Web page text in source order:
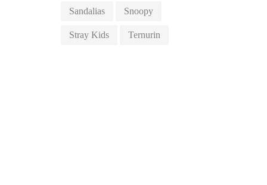
Sandalias Snoopy
Stray Kids Ternurin